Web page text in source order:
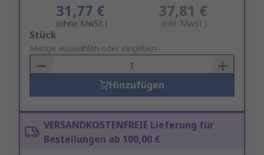
31,77 €
(ohne MwSt.)
37,81 €
(inkl. MwSt.)
Add
to
Basket
Stück
Menge auswählen oder eingeben
Hinzufügen
VERSANDKOSTENFREIE Lieferung für
Bestellungen ab 100,00 €